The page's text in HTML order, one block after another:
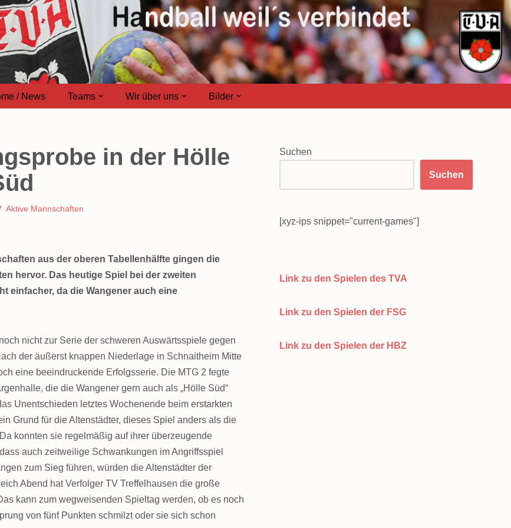
/ News Teams Wir über uns Bilder
in der Hölle
Aktive Mannschaften
aus der oberen Tabellenhälfte gingen die
hervor. Das heutige Spiel bei der zweiten
einfacher, da die Wangener auch eine
nicht zur Serie der schweren Auswärtsspiele gegen
der äußerst knappen Niederlage in Schnaitheim Mitte
eine beeindruckende Erfolgsserie. Die MTG 2 fegte
die die Wangener gern auch als „Hölle Süd“
Unentschieden letztes Wochenende beim erstarkten
Grund für die Altenstädter, dieses Spiel anders als die
konnten sie regelmäßig auf ihrer überzeugende
auch zeitweilige Schwankungen im Angriffsspiel
zum Sieg führen, würden die Altenstädter der
Abend hat Verfolger TV Treffelhausen die große
kann zum wegweisenden Spieltag werden, ob es noch
von fünf Punkten schmilzt oder sie sich schon
Suchen
Suchen
[xyz-ips snippet="current-games"]
Link zu den Spielen des TVA
Link zu den Spielen der FSG
Link zu den Spielen der HBZ